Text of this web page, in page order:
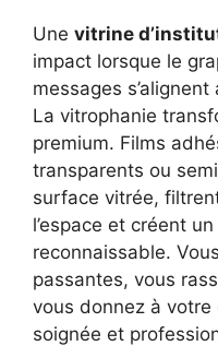
Une vitrine
impact lorsque le
messages
La vitrophanie
premium. Films
transparents ou
surface vitrée,
l’espace et créent
reconnaissable.
passantes, vous
vous donnez à votre
soignée et